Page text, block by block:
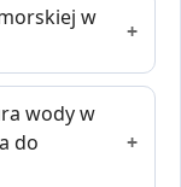
w
wody w
do